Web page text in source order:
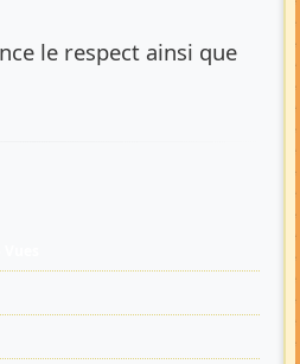
le respect ainsi que